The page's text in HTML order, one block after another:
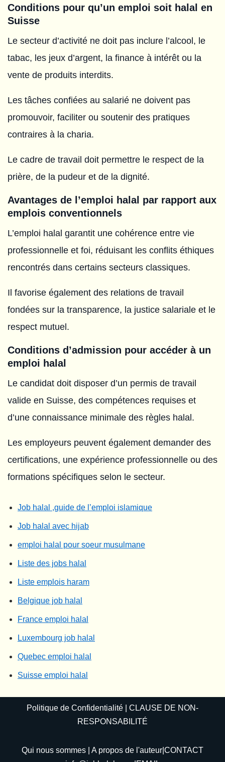
Conditions pour qu’un emploi soit halal en
Suisse
Le secteur d’activité ne doit pas inclure l’alcool, le
tabac, les jeux d’argent, la finance à intérêt ou la
vente de produits interdits.
Les tâches confiées au salarié ne doivent pas
promouvoir, faciliter ou soutenir des pratiques
contraires à la charia.
Le cadre de travail doit permettre le respect de la
prière, de la pudeur et de la dignité.
Avantages de l’emploi halal par rapport aux
emplois conventionnels
L’emploi halal garantit une cohérence entre vie
professionnelle et foi, réduisant les conflits éthiques
rencontrés dans certains secteurs classiques.
Il favorise également des relations de travail
fondées sur la transparence, la justice salariale et le
respect mutuel.
Conditions d’admission pour accéder à un
emploi halal
Le candidat doit disposer d’un permis de travail
valide en Suisse, des compétences requises et
d’une connaissance minimale des règles halal.
Les employeurs peuvent également demander des
certifications, une expérience professionnelle ou des
formations spécifiques selon le secteur.
Job halal ,guide de l’emploi islamique
Job halal avec hijab
emploi halal pour soeur musulmane
Liste des jobs halal
Liste emplois haram
Belgique job halal
France emploi halal
Luxembourg job halal
Quebec emploi halal
Suisse emploi halal
Politique de Confidentialité
CLAUSE DE NON-
RESPONSABILITÉ
Qui nous sommes A propos de l'auteur |CONTACT